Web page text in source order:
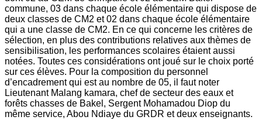
commune, 03 dans chaque école élémentaire qui dispose de
deux classes de CM2 et 02 dans chaque école élémentaire
qui a une classe de CM2. En ce qui concerne les critères de
sélection, en plus des contributions relatives aux thèmes de
sensibilisation, les performances scolaires étaient aussi
notées. Toutes ces considérations ont joué sur le choix porté
sur ces élèves. Pour la composition du personnel
d’encadrement qui est au nombre de 05, il faut noter
Lieutenant Malang kamara, chef de secteur des eaux et
forêts chasses de Bakel, Sergent Mohamadou Diop du
même service, Abou Ndiaye du GRDR et deux enseignants.